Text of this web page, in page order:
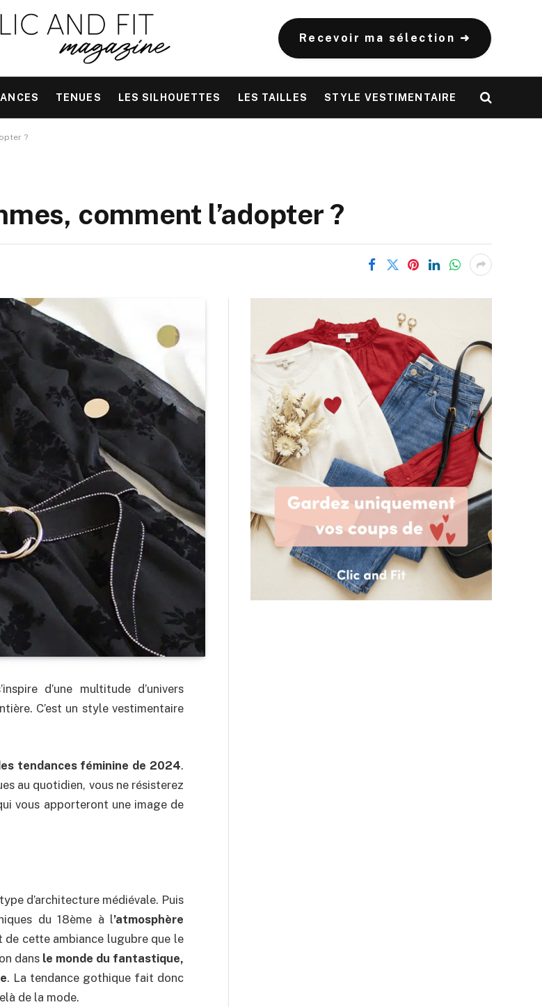
Recevoir ma sélection ➜
TENUES LES SILHOUETTES LES TAILLES STYLE VESTIMENTAIRE
?
comment l’adopter ?
d’une multitude d’univers
C’est un style vestimentaire
tendances féminine de 2024.
au quotidien, vous ne résisterez
vous apporteront une image de
d’architecture médiévale. Puis
du 18ème à l’atmosphère
de cette ambiance lugubre que le
dans le monde du fantastique,
. La tendance gothique fait donc
de la mode.